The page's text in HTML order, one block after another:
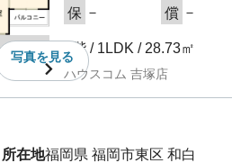
写真を見る
保 － 償 －
1階 / 1LDK / 28.73㎡
ハウスコム 吉塚店
所在地福岡県 福岡市東区 和白